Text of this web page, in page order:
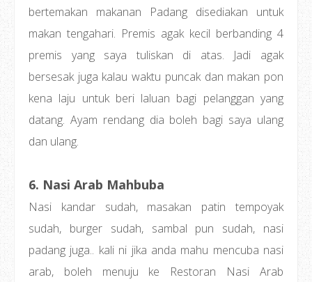
bertemakan makanan Padang disediakan untuk
makan tengahari. Premis agak kecil berbanding 4
premis yang saya tuliskan di atas. Jadi agak
bersesak juga kalau waktu puncak dan makan pon
kena laju untuk beri laluan bagi pelanggan yang
datang. Ayam rendang dia boleh bagi saya ulang
dan ulang.
6. Nasi Arab Mahbuba
Nasi kandar sudah, masakan patin tempoyak
sudah, burger sudah, sambal pun sudah, nasi
padang juga.. kali ni jika anda mahu mencuba nasi
arab, boleh menuju ke Restoran Nasi Arab